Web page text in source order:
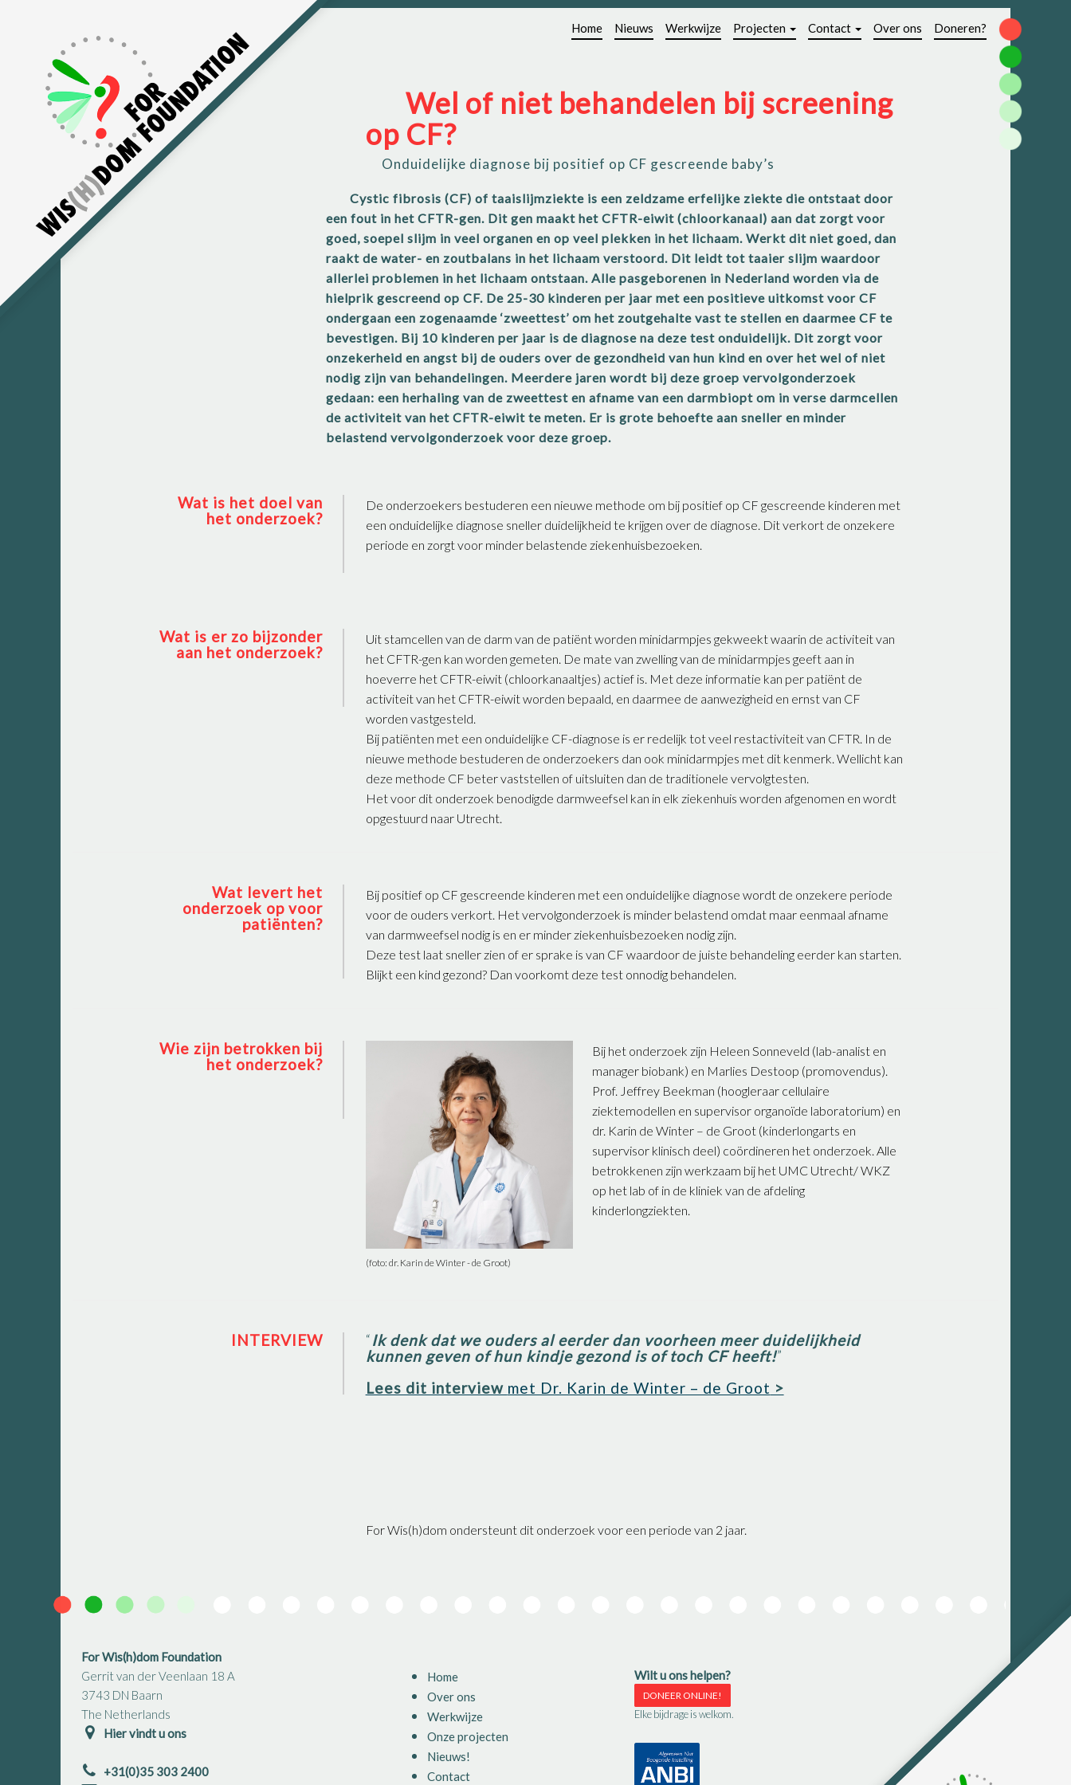
Home Nieuws Werkwijze Projecten Contact Over ons Doneren?
Wel of niet behandelen bij screening
op CF?
Onduidelijke diagnose bij positief op CF gescreende baby’s
Cystic fibrosis (CF) of taaislijmziekte is een zeldzame erfelijke ziekte die ontstaat door
een fout in het CFTR-gen. Dit gen maakt het CFTR-eiwit (chloorkanaal) aan dat zorgt voor
goed, soepel slijm in veel organen en op veel plekken in het lichaam. Werkt dit niet goed, dan
raakt de water- en zoutbalans in het lichaam verstoord. Dit leidt tot taaier slijm waardoor
allerlei problemen in het lichaam ontstaan. Alle pasgeborenen in Nederland worden via de
hielprik gescreend op CF. De 25-30 kinderen per jaar met een positieve uitkomst voor CF
ondergaan een zogenaamde ‘zweettest’ om het zoutgehalte vast te stellen en daarmee CF te
bevestigen. Bij 10 kinderen per jaar is de diagnose na deze test onduidelijk. Dit zorgt voor
onzekerheid en angst bij de ouders over de gezondheid van hun kind en over het wel of niet
nodig zijn van behandelingen. Meerdere jaren wordt bij deze groep vervolgonderzoek
gedaan: een herhaling van de zweettest en afname van een darmbiopt om in verse darmcellen
de activiteit van het CFTR-eiwit te meten. Er is grote behoefte aan sneller en minder
belastend vervolgonderzoek voor deze groep.
Wat is het doel van
het onderzoek?
De onderzoekers bestuderen een nieuwe methode om bij positief op CF gescreende kinderen met
een onduidelijke diagnose sneller duidelijkheid te krijgen over de diagnose. Dit verkort de onzekere
periode en zorgt voor minder belastende ziekenhuisbezoeken.
Wat is er zo bijzonder
aan het onderzoek?
Uit stamcellen van de darm van de patiënt worden minidarmpjes gekweekt waarin de activiteit van
het CFTR-gen kan worden gemeten. De mate van zwelling van de minidarmpjes geeft aan in
hoeverre het CFTR-eiwit (chloorkanaaltjes) actief is. Met deze informatie kan per patiënt de
activiteit van het CFTR-eiwit worden bepaald, en daarmee de aanwezigheid en ernst van CF
worden vastgesteld.
Bij patiënten met een onduidelijke CF-diagnose is er redelijk tot veel restactiviteit van CFTR. In de
nieuwe methode bestuderen de onderzoekers dan ook minidarmpjes met dit kenmerk. Wellicht kan
deze methode CF beter vaststellen of uitsluiten dan de traditionele vervolgtesten.
Het voor dit onderzoek benodigde darmweefsel kan in elk ziekenhuis worden afgenomen en wordt
opgestuurd naar Utrecht.
Wat levert het
onderzoek op voor
patiënten?
Bij positief op CF gescreende kinderen met een onduidelijke diagnose wordt de onzekere periode
voor de ouders verkort. Het vervolgonderzoek is minder belastend omdat maar eenmaal afname
van darmweefsel nodig is en er minder ziekenhuisbezoeken nodig zijn.
Deze test laat sneller zien of er sprake is van CF waardoor de juiste behandeling eerder kan starten.
Blijkt een kind gezond? Dan voorkomt deze test onnodig behandelen.
Wie zijn betrokken bij
het onderzoek?
Bij het onderzoek zijn Heleen Sonneveld (lab-analist en
manager biobank) en Marlies Destoop (promovendus).
Prof. Jeffrey Beekman (hoogleraar cellulaire
ziektemodellen en supervisor organoïde laboratorium) en
dr. Karin de Winter – de Groot (kinderlongarts en
supervisor klinisch deel) coördineren het onderzoek. Alle
betrokkenen zijn werkzaam bij het UMC Utrecht/ WKZ
op het lab of in de kliniek van de afdeling
kinderlongziekten.
(foto: dr. Karin de Winter - de Groot)
INTERVIEW “Ik denk dat we ouders al eerder dan voorheen meer duidelijkheid
kunnen geven of hun kindje gezond is of toch CF heeft!”
Lees dit interview met Dr. Karin de Winter – de Groot >
For Wis(h)dom ondersteunt dit onderzoek voor een periode van 2 jaar.
For Wis(h)dom Foundation
Gerrit van der Veenlaan 18 A
3743 DN Baarn
The Netherlands
Hier vindt u ons
+31(0)35 303 2400
Home
Over ons
Werkwijze
Onze projecten
Nieuws!
Contact
Wilt u ons helpen?
DONEER ONLINE!
Elke bijdrage is welkom.